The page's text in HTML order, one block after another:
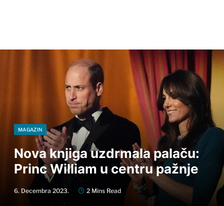
MAGAZIN
Nova knjiga uzdrmala palaču:
Princ William u centru pažnje
6. Decembra 2023. 2 Mins Read